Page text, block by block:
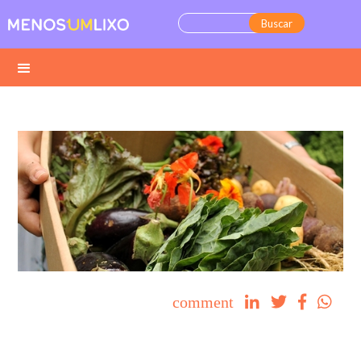
comment    